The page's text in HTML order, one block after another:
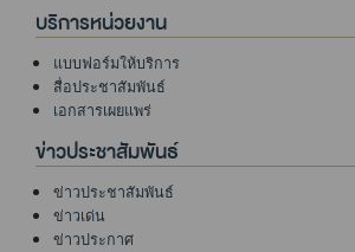
บริการหน่วยงาน
แบบฟอร์มให้บริการ
สื่อประชาสัมพันธ์
เอกสารเผยแพร่
ข่าวประชาสัมพันธ์
ข่าวประชาสัมพันธ์
ข่าวเด่น
ข่าวประกาศ